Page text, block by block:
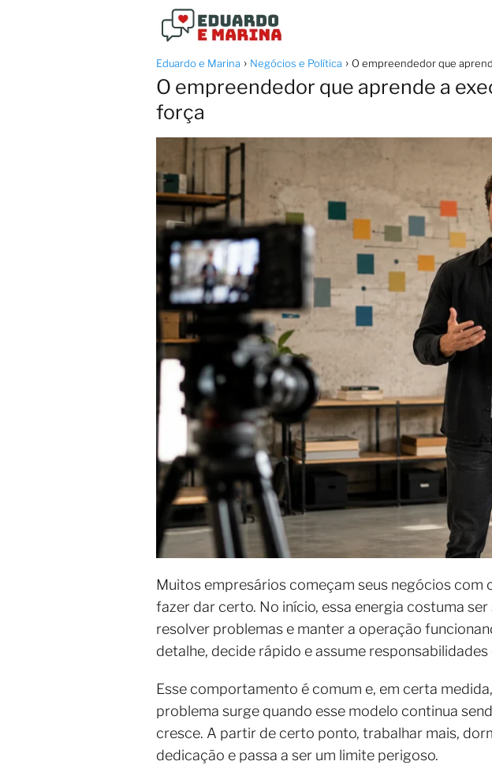
Eduardo e Marina Negócios e Política O empreendedor que
O empreendedor que aprende a
força
Muitos empresários começam seus negócios
fazer dar certo. No início, essa energia costuma
resolver problemas e manter a operação
detalhe, decide rápido e assume
Esse comportamento é comum e, em certa
problema surge quando esse modelo continua
cresce. A partir de certo ponto, trabalhar mais,
dedicação e passa a ser um limite perigoso.